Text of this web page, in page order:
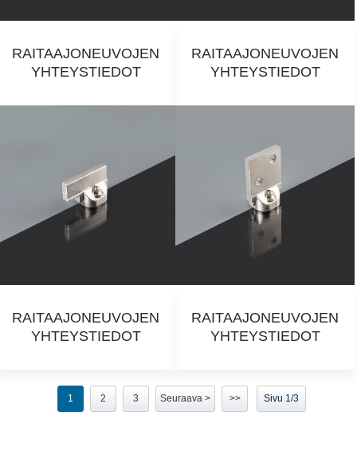
RAITAAJONEUVOJEN
YHTEYSTIEDOT
RAITAAJONEUVOJEN
YHTEYSTIEDOT
RAITAAJONEUVOJEN
YHTEYSTIEDOT
RAITAAJONEUVOJEN
YHTEYSTIEDOT
1 2 3 Seuraava > >> Sivu 1/3